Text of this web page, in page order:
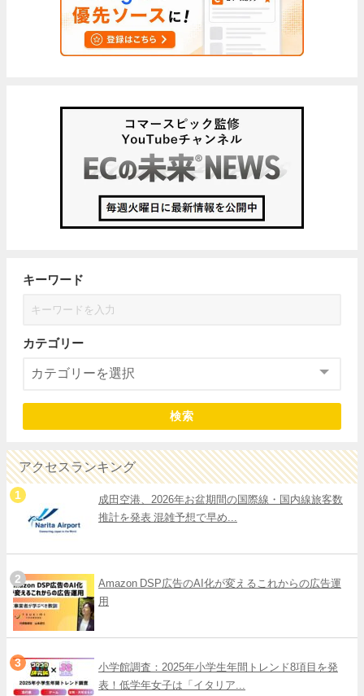
キーワード
カテゴリー
検索
アクセスランキング
成田空港、2026年お盆期間の国際線・国内線旅客数
推計を発表 混雑予想で早め...
Amazon DSP広告のAI化が変えるこれからの広告運
用
小学館調査：2025年小学生年間トレンド8項目を発
表！低学年女子は「イタリア...